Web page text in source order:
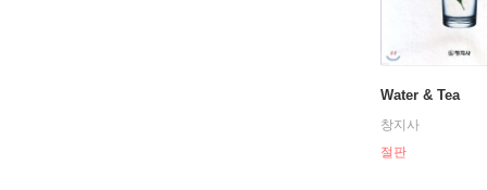
Water & Tea
창지사
절판